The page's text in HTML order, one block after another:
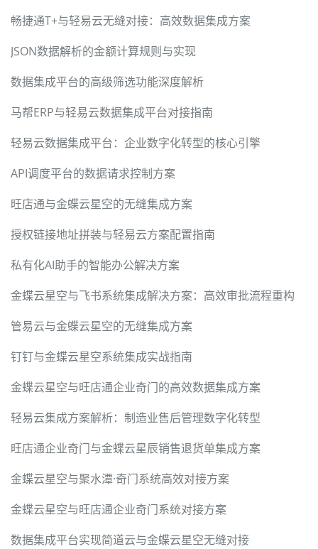
畅捷通T+与轻易云无缝对接：高效数据集成方案
JSON数据解析的金额计算规则与实现
数据集成平台的高级筛选功能深度解析
马帮ERP与轻易云数据集成平台对接指南
轻易云数据集成平台：企业数字化转型的核心引擎
API调度平台的数据请求控制方案
旺店通与金蝶云星空的无缝集成方案
授权链接地址拼装与轻易云方案配置指南
私有化AI助手的智能办公解决方案
金蝶云星空与飞书系统集成解决方案：高效审批流程重构
管易云与金蝶云星空的无缝集成方案
钉钉与金蝶云星空系统集成实战指南
金蝶云星空与旺店通企业奇门的高效数据集成方案
轻易云集成方案解析：制造业售后管理数字化转型
旺店通企业奇门与金蝶云星辰销售退货单集成方案
金蝶云星空与聚水潭·奇门系统高效对接方案
金蝶云星空与旺店通企业奇门系统对接方案
数据集成平台实现简道云与金蝶云星空无缝对接